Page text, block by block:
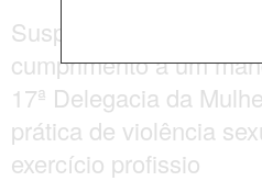
Suspeito de 28 anos,
cumprimento a um
17ª Delegacia da
prática de violência
exercício profissio